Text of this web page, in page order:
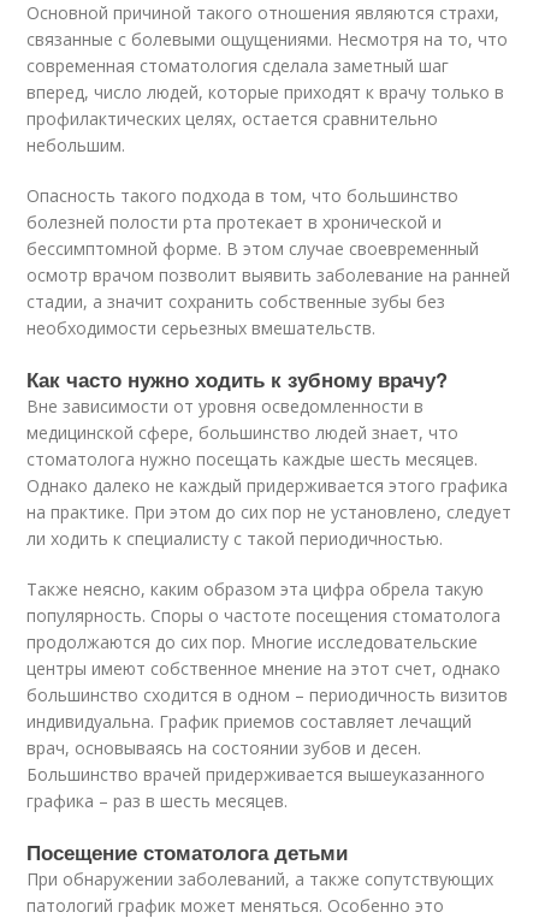
Основной причиной такого отношения являются страхи,
связанные с болевыми ощущениями. Несмотря на то, что
современная стоматология сделала заметный шаг
вперед, число людей, которые приходят к врачу только в
профилактических целях, остается сравнительно
небольшим.
Опасность такого подхода в том, что большинство
болезней полости рта протекает в хронической и
бессимптомной форме. В этом случае своевременный
осмотр врачом позволит выявить заболевание на ранней
стадии, а значит сохранить собственные зубы без
необходимости серьезных вмешательств.
Как часто нужно ходить к зубному врачу?
Вне зависимости от уровня осведомленности в
медицинской сфере, большинство людей знает, что
стоматолога нужно посещать каждые шесть месяцев.
Однако далеко не каждый придерживается этого графика
на практике. При этом до сих пор не установлено, следует
ли ходить к специалисту с такой периодичностью.
Также неясно, каким образом эта цифра обрела такую
популярность. Споры о частоте посещения стоматолога
продолжаются до сих пор. Многие исследовательские
центры имеют собственное мнение на этот счет, однако
большинство сходится в одном – периодичность визитов
индивидуальна. График приемов составляет лечащий
врач, основываясь на состоянии зубов и десен.
Большинство врачей придерживается вышеуказанного
графика – раз в шесть месяцев.
Посещение стоматолога детьми
При обнаружении заболеваний, а также сопутствующих
патологий график может меняться. Особенно это